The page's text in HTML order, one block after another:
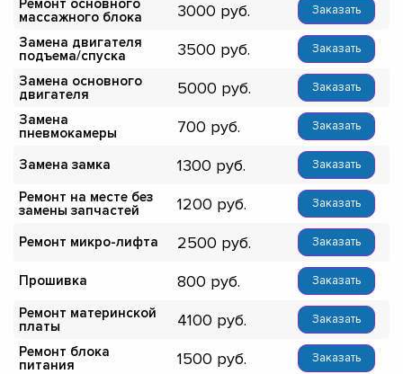
Ремонт основного
массажного блока
3000 Заказать
Замена двигателя
подъема/спуска
3500 Заказать
Замена основного
двигателя
5000 Заказать
Замена
пневмокамеры
700 Заказать
Замена замка 1300 Заказать
Ремонт на месте без
замены запчастей
1200 Заказать
Ремонт микро-лифта 2500 Заказать
Прошивка 800 Заказать
Ремонт материнской
платы
4100 Заказать
Ремонт блока
питания
1500 Заказать